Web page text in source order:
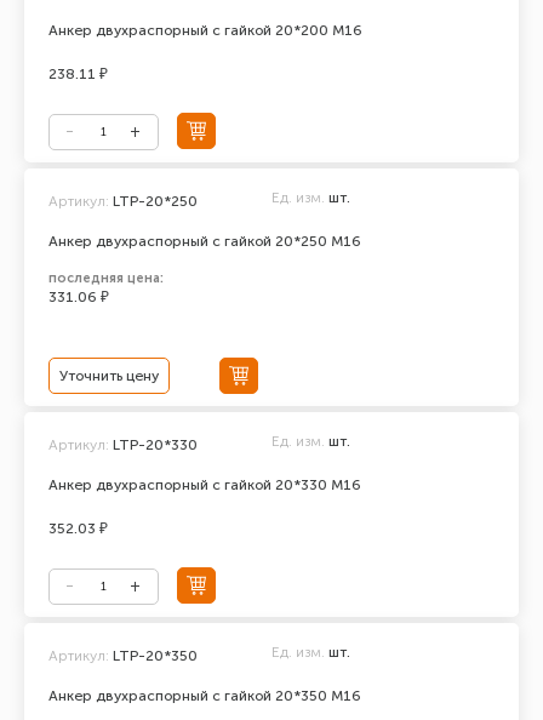
Анкер двухраспорный с гайкой 20*200 М16
238.11 ₽
Анкер двухраспорный с гайкой 20*250 М16
Артикул: LTP-20*250 Ед. изм. шт.
последняя цена:
331.06 ₽
Уточнить цену
Анкер двухраспорный с гайкой 20*330 М16
Артикул: LTP-20*330 Ед. изм. шт.
352.03 ₽
Анкер двухраспорный с гайкой 20*350 М16
Артикул: LTP-20*350 Ед. изм. шт.